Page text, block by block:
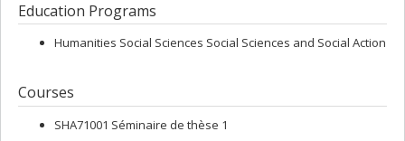
Education Programs
Humanities Social Sciences Social Sciences and Social Action
Courses
SHA71001 Séminaire de thèse 1